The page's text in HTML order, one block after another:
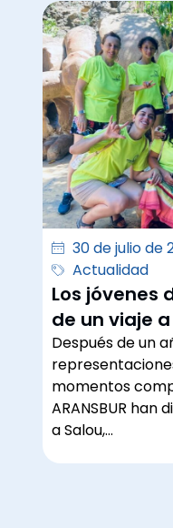
30 de julio de
Actualidad
Los jóvenes
de un viaje
Después de un
momentos
ARANSBUR han
a Salou,…